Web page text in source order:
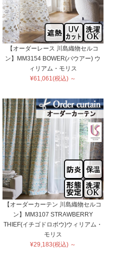
【オーダーレース 川島織物セルコ
ン】MM3154 BOWER(バウアー) ウ
ィリアム・モリス
¥61,061(税込) ～
【オーダーカーテン 川島織物セルコ
ン】MM3107 STRAWBERRY
THIEF(イチゴドロボウ)ウィリアム・
モリス
¥29,183(税込) ～